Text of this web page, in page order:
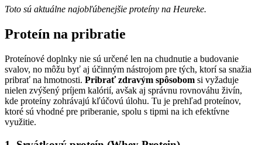
Toto sú aktuálne najobľúbenejšie proteíny na Heureke.
Proteín na pribratie
Proteínové doplnky nie sú určené len na chudnutie a budovanie
svalov, no môžu byť aj účinným nástrojom pre tých, ktorí sa snažia
pribrať na hmotnosti. Pribrať zdravým spôsobom si vyžaduje
nielen zvýšený príjem kalórií, avšak aj správnu rovnováhu živín,
kde proteíny zohrávajú kľúčovú úlohu. Tu je prehľad proteínov,
ktoré sú vhodné pre priberanie, spolu s tipmi na ich efektívne
využitie.